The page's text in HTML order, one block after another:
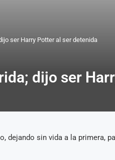
ser Harry Potter al ser detenida
dijo ser
dejando sin vida a la primera,